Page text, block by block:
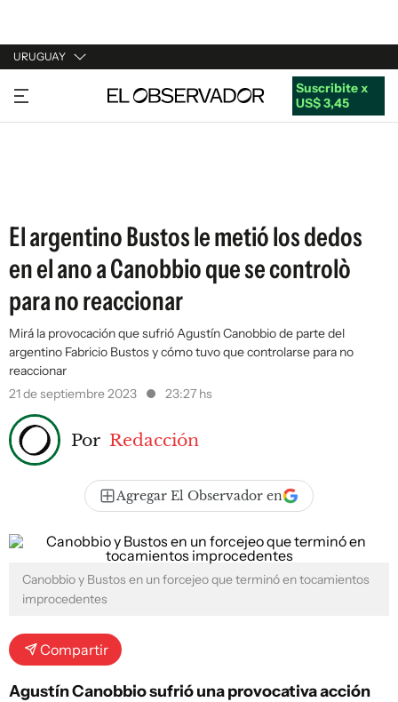
URUGUAY
URUGUAY
ARGENTINA
Suscribite x
US$ 3,45
El argentino Bustos le metió los dedos
en el ano a Canobbio que se controlò
para no reaccionar
Mirá la provocación que sufrió Agustín Canobbio de parte del
argentino Fabricio Bustos y cómo tuvo que controlarse para no
reaccionar
21 de septiembre 2023
23:27 hs
Por Redacción
Agregar El Observador en
Canobbio y Bustos en un forcejeo que terminó en tocamientos
improcedentes
Compartir
Agustín Canobbio sufrió una provocativa acción